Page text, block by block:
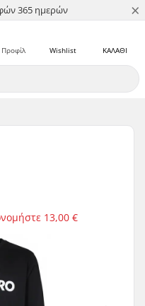
365 ημερών
5 ×
ΚΑΛΑΘΙ
Wishlist
Προφίλ
13,00 €